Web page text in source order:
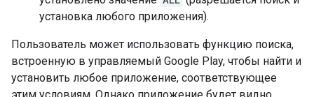
установка любого приложения).
Пользователь может использовать функцию поиска,
встроенную в управляемый Google Play, чтобы найти и
установить любое приложение, соответствующее
этим условиям. Однако приложение будет видно